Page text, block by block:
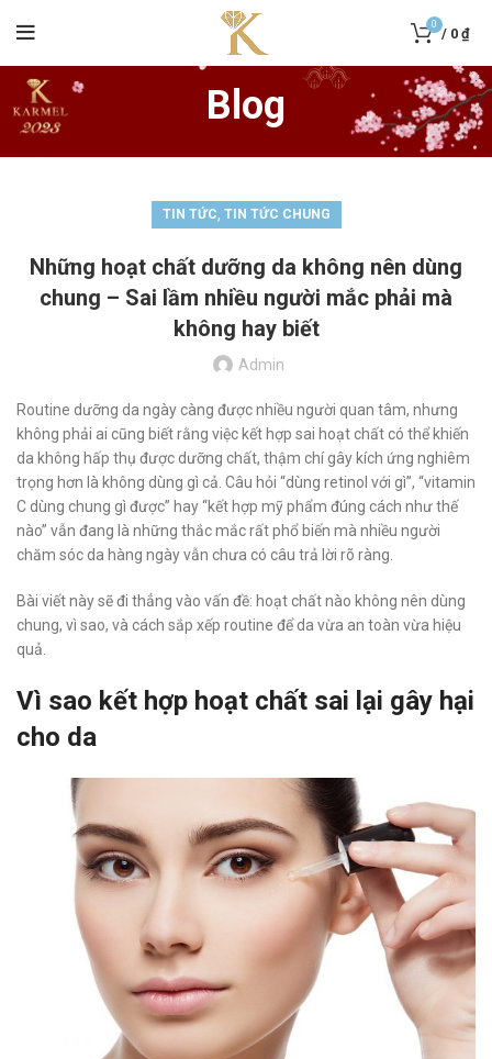
0
/ 0 ₫
Blog
TIN TỨC, TIN TỨC CHUNG
Những hoạt chất dưỡng da không nên dùng
chung – Sai lầm nhiều người mắc phải mà
không hay biết
Admin
Routine dưỡng da ngày càng được nhiều người quan tâm, nhưng
không phải ai cũng biết rằng việc kết hợp sai hoạt chất có thể khiến
da không hấp thụ được dưỡng chất, thậm chí gây kích ứng nghiêm
trọng hơn là không dùng gì cả. Câu hỏi “dùng retinol với gì”, “vitamin
C dùng chung gì được” hay “kết hợp mỹ phẩm đúng cách như thế
nào” vẫn đang là những thắc mắc rất phổ biến mà nhiều người
chăm sóc da hàng ngày vẫn chưa có câu trả lời rõ ràng.
Bài viết này sẽ đi thẳng vào vấn đề: hoạt chất nào không nên dùng
chung, vì sao, và cách sắp xếp routine để da vừa an toàn vừa hiệu
quả.
Vì sao kết hợp hoạt chất sai lại gây hại
cho da